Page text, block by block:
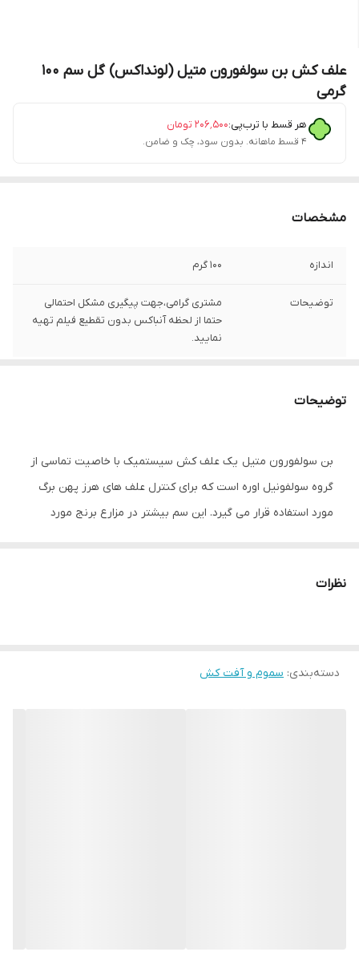
علف کش بن سولفورون متیل (لونداکس) گل سم 100
گرمی
هر قسط با ترب‌پی:۲۰۶٬۵۰۰ تومان
۴ قسط ماهانه. بدون سود، چک و ضامن.
مشخصات
اندازه 100 گرم
توضیحات
مشتری گرامی،جهت پیگیری مشکل احتمالی
حتما از لحظه آنباکس بدون تقطیع فیلم تهیه
نمایید.
توضیحات
بن سولفورون متیل یک علف کش سیستمیک با خاصیت تماسی از
گروه سولفونیل اوره است که برای کنترل علف های هرز پهن برگ
مورد استفاده قرار می گیرد. این سم بیشتر در مزارع برنج مورد
اینعلف کش
تجاری لونداکس در بازار خرید و فروش می شود و قیمت آن به
نظرات
دسته‌بندی: سموم و آفت کش